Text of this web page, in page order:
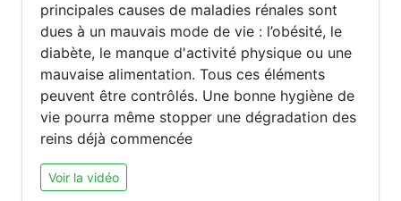
principales causes de maladies rénales sont
dues à un mauvais mode de vie : l’obésité, le
diabète, le manque d'activité physique ou une
mauvaise alimentation. Tous ces éléments
peuvent être contrôlés. Une bonne hygiène de
vie pourra même stopper une dégradation des
reins déjà commencée
Voir la vidéo